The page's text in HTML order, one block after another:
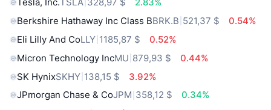
Berkshire Hathaway Inc Class BBRK.B 521,37 $
0.54%
Eli Lilly And CoLLY 1185,87 $
0.52%
Micron Technology IncMU 879,93 $
0.44%
SK HynixSKHY 138,15 $
3.92%
JPmorgan Chase & CoJPM 358,12 $
0.34%